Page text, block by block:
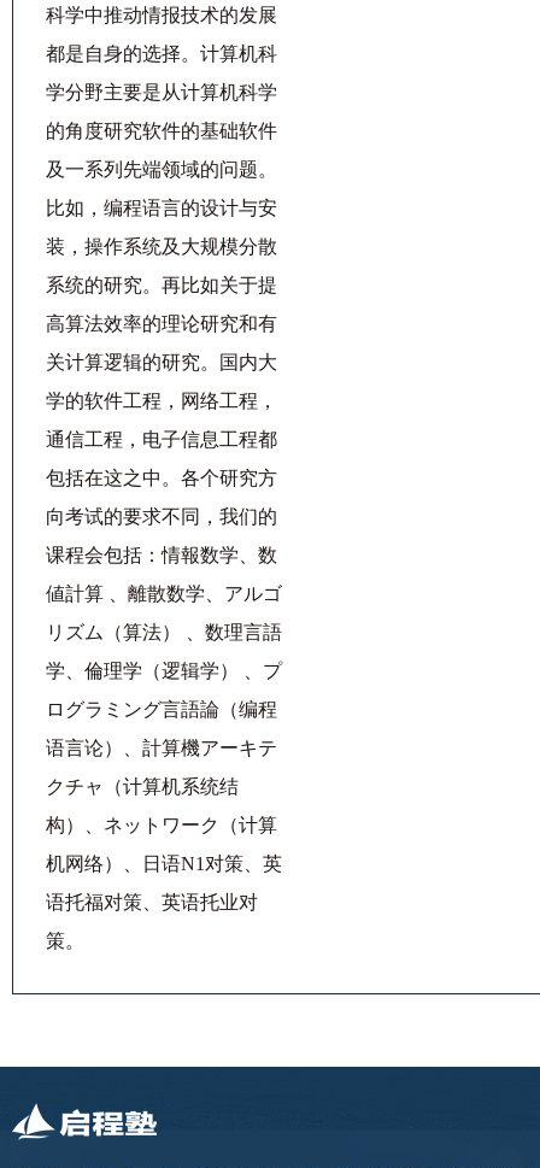
科学中推动情报技术的发展
都是自身的选择。计算机科
学分野主要是从计算机科学
的角度研究软件的基础软件
及一系列先端领域的问题。
比如，编程语言的设计与安
装，操作系统及大规模分散
系统的研究。再比如关于提
高算法效率的理论研究和有
关计算逻辑的研究。国内大
学的软件工程，网络工程，
通信工程，电子信息工程都
包括在这之中。各个研究方
向考试的要求不同，我们的
课程会包括：情報数学、 数
値計算 、 離散数学、 アルゴ
リズム（算法） 、 数理言語
学、 倫理学（逻辑学） 、 プ
ログラミング言語論（编程
语言论）、 計算機アーキテ
クチャ（计算机系统结
构）、 ネットワーク（计算
机网络）、
日语N1对策、 英
语托福对策、 英语托业对
策。